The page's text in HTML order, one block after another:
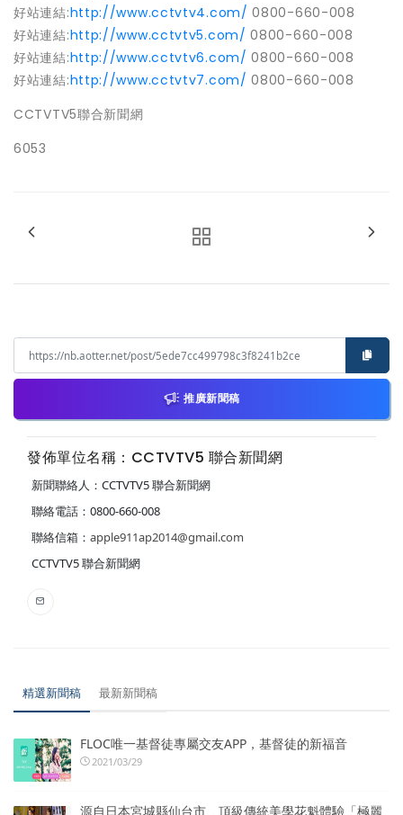
好站連結:http://www.cctvtv4.com/ 0800-660-008
好站連結:http://www.cctvtv5.com/ 0800-660-008
好站連結:http://www.cctvtv6.com/ 0800-660-008
好站連結:http://www.cctvtv7.com/ 0800-660-008
CCTVTV5聯合新聞網
6053
推廣新聞稿
發佈單位名稱：CCTVTV5 聯合新聞網
新聞聯絡人：CCTVTV5 聯合新聞網
聯絡電話：0800-660-008
聯絡信箱： apple911ap2014@gmail.com
CCTVTV5 聯合新聞網
精選新聞稿 最新新聞稿
FLOC唯一基督徒專屬交友APP，基督徒的新福音
2021/03/29
源自日本宮城縣仙台市、頂級傳統美學花魁體驗「極麗